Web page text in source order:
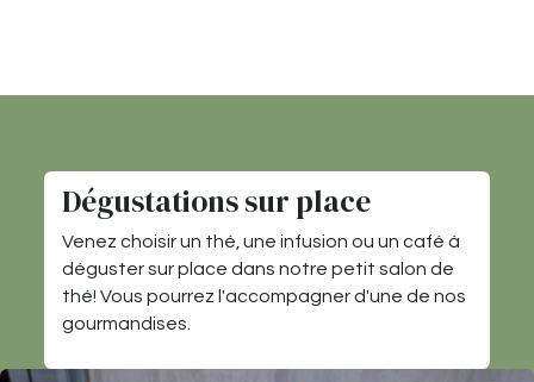
Dégustations sur place
Venez choisir un thé, une infusion ou un café à
déguster sur place dans notre petit salon de
thé! Vous pourrez l'accompagner d'une de nos
gourmandises.